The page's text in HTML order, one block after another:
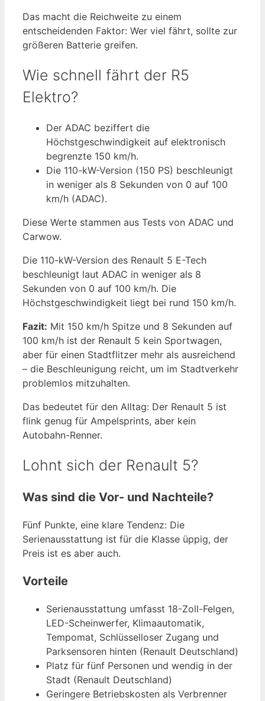
Das macht die Reichweite zu einem
entscheidenden Faktor: Wer viel fährt, sollte zur
größeren Batterie greifen.
Wie schnell fährt der R5
Elektro?
Der ADAC beziffert die
Höchstgeschwindigkeit auf elektronisch
begrenzte 150 km/h.
Die 110-kW-Version (150 PS) beschleunigt
in weniger als 8 Sekunden von 0 auf 100
km/h (ADAC).
Diese Werte stammen aus Tests von ADAC und
Carwow.
Die 110-kW-Version des Renault 5 E-Tech
beschleunigt laut ADAC in weniger als 8
Sekunden von 0 auf 100 km/h. Die
Höchstgeschwindigkeit liegt bei rund 150 km/h.
Fazit: Mit 150 km/h Spitze und 8 Sekunden auf
100 km/h ist der Renault 5 kein Sportwagen,
aber für einen Stadtflitzer mehr als ausreichend
– die Beschleunigung reicht, um im Stadtverkehr
problemlos mitzuhalten.
Das bedeutet für den Alltag: Der Renault 5 ist
flink genug für Ampelsprints, aber kein
Autobahn-Renner.
Lohnt sich der Renault 5?
Was sind die Vor- und Nachteile?
Fünf Punkte, eine klare Tendenz: Die
Serienausstattung ist für die Klasse üppig, der
Preis ist es aber auch.
Vorteile
Serienausstattung umfasst 18-Zoll-Felgen,
LED-Scheinwerfer, Klimaautomatik,
Tempomat, Schlüsselloser Zugang und
Parksensoren hinten (Renault Deutschland)
Platz für fünf Personen und wendig in der
Stadt (Renault Deutschland)
Geringere Betriebskosten als Verbrenner